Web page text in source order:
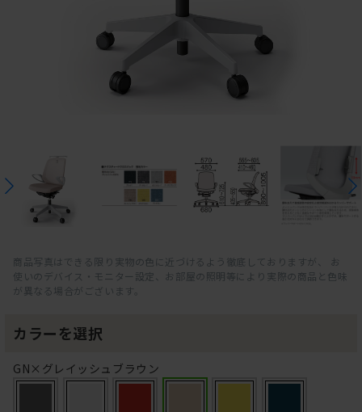
商品写真はできる限り実物の色に近づけるよう徹底しておりますが、 お
使いのデバイス・モニター設定、お部屋の照明等により実際の商品と色味
が異なる場合がございます。
カラーを選択
GN×グレイッシュブラウン